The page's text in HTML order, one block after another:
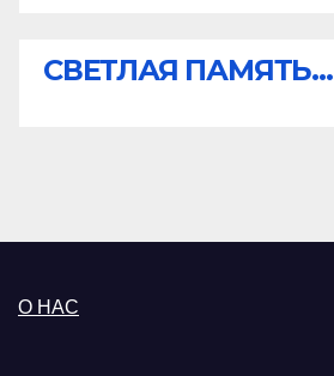
СВЕТЛАЯ ПАМЯТЬ...
О НАС